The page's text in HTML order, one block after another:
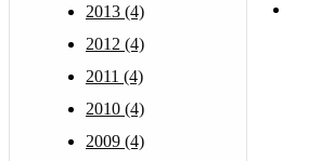
2013 (4)
2012 (4)
2011 (4)
2010 (4)
2009 (4)